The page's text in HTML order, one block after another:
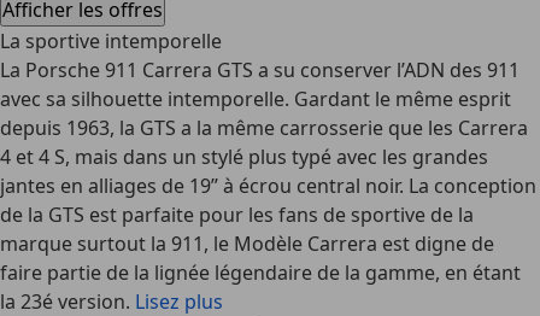
Afficher les offres
La sportive intemporelle
La Porsche 911 Carrera GTS a su conserver l’ADN des 911
avec sa silhouette intemporelle. Gardant le même esprit
depuis 1963, la GTS a la même carrosserie que les Carrera
4 et 4 S, mais dans un stylé plus typé avec les grandes
jantes en alliages de 19’’ à écrou central noir. La conception
de la GTS est parfaite pour les fans de sportive de la
marque surtout la 911, le Modèle Carrera est digne de
faire partie de la lignée légendaire de la gamme, en étant
la 23é version. Lisez plus